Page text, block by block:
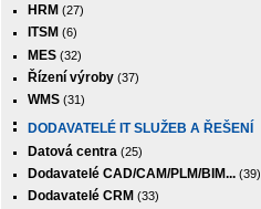
HRM (27)
ITSM (6)
MES (32)
Řízení výroby (37)
WMS (31)
DODAVATELÉ IT SLUŽEB A ŘEŠENÍ
Datová centra (25)
Dodavatelé CAD/CAM/PLM/BIM... (39)
Dodavatelé CRM (33)